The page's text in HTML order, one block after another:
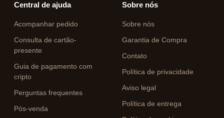
Central de ajuda
Acompanhar pedido
Consulta de cartão-
presente
Guia de pagamento com
cripto
Perguntas frequentes
Pós-venda
Sobre nós
Sobre nós
Garantia de Compra
Contato
Política de privacidade
Aviso legal
Política de entrega